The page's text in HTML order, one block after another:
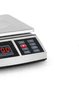
světelným